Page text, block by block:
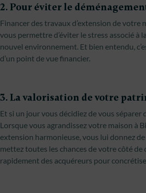
2. Pour éviter le
Financer des travaux d’extension de votre
vous permettre d’éviter le stress associé à
nouvel environnement. Et bien entendu,
d’un point de vue financier.
3. La valorisation de votre
Et si un jour vous décidiez de vous séparer
Lorsque vous agrandissez votre maison à
extension harmonieuse, vous lui donnez
mettez toutes les chances de votre côté de
rapidement des acquéreurs pour